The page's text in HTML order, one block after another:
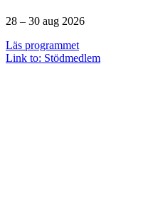
28 – 30 aug 2026
Läs programmet
Link to: Stödmedlem